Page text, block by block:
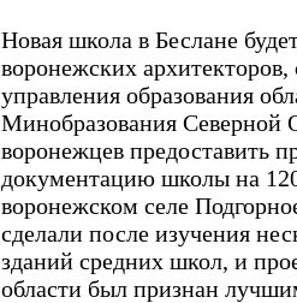
Новая школа в Беслане
воронежских
управления образования
Минобразования Северной
воронежцев предоставить
документацию школы на
воронежском селе
сделали после изучения
зданий средних школ, и
области был признан